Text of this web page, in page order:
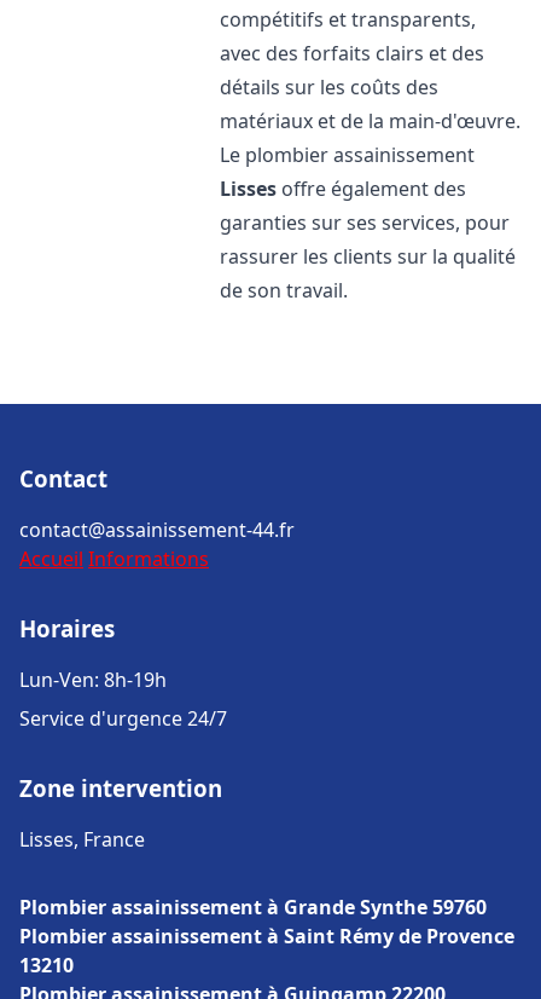
compétitifs et transparents,
avec des forfaits clairs et des
détails sur les coûts des
matériaux et de la main-d'œuvre.
Le plombier assainissement
Lisses offre également des
garanties sur ses services, pour
rassurer les clients sur la qualité
de son travail.
Contact
contact@assainissement-44.fr
Accueil Informations
Horaires
Lun-Ven: 8h-19h
Service d'urgence 24/7
Zone intervention
Lisses, France
Plombier assainissement à Grande Synthe 59760
Plombier assainissement à Saint Rémy de Provence
13210